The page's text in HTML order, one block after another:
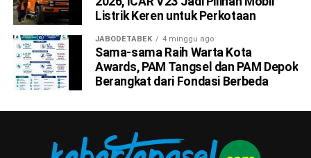
Listrik Keren untuk Perkotaan
JABODETABEK 4 minggu ago
Sama-sama Raih Warta Kota
Awards, PAM Tangsel dan PAM Depok
Berangkat dari Fondasi Berbeda